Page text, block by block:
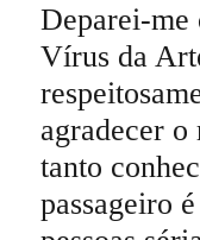
Deparei-me
Vírus da
agradecer
tanto
passageiro